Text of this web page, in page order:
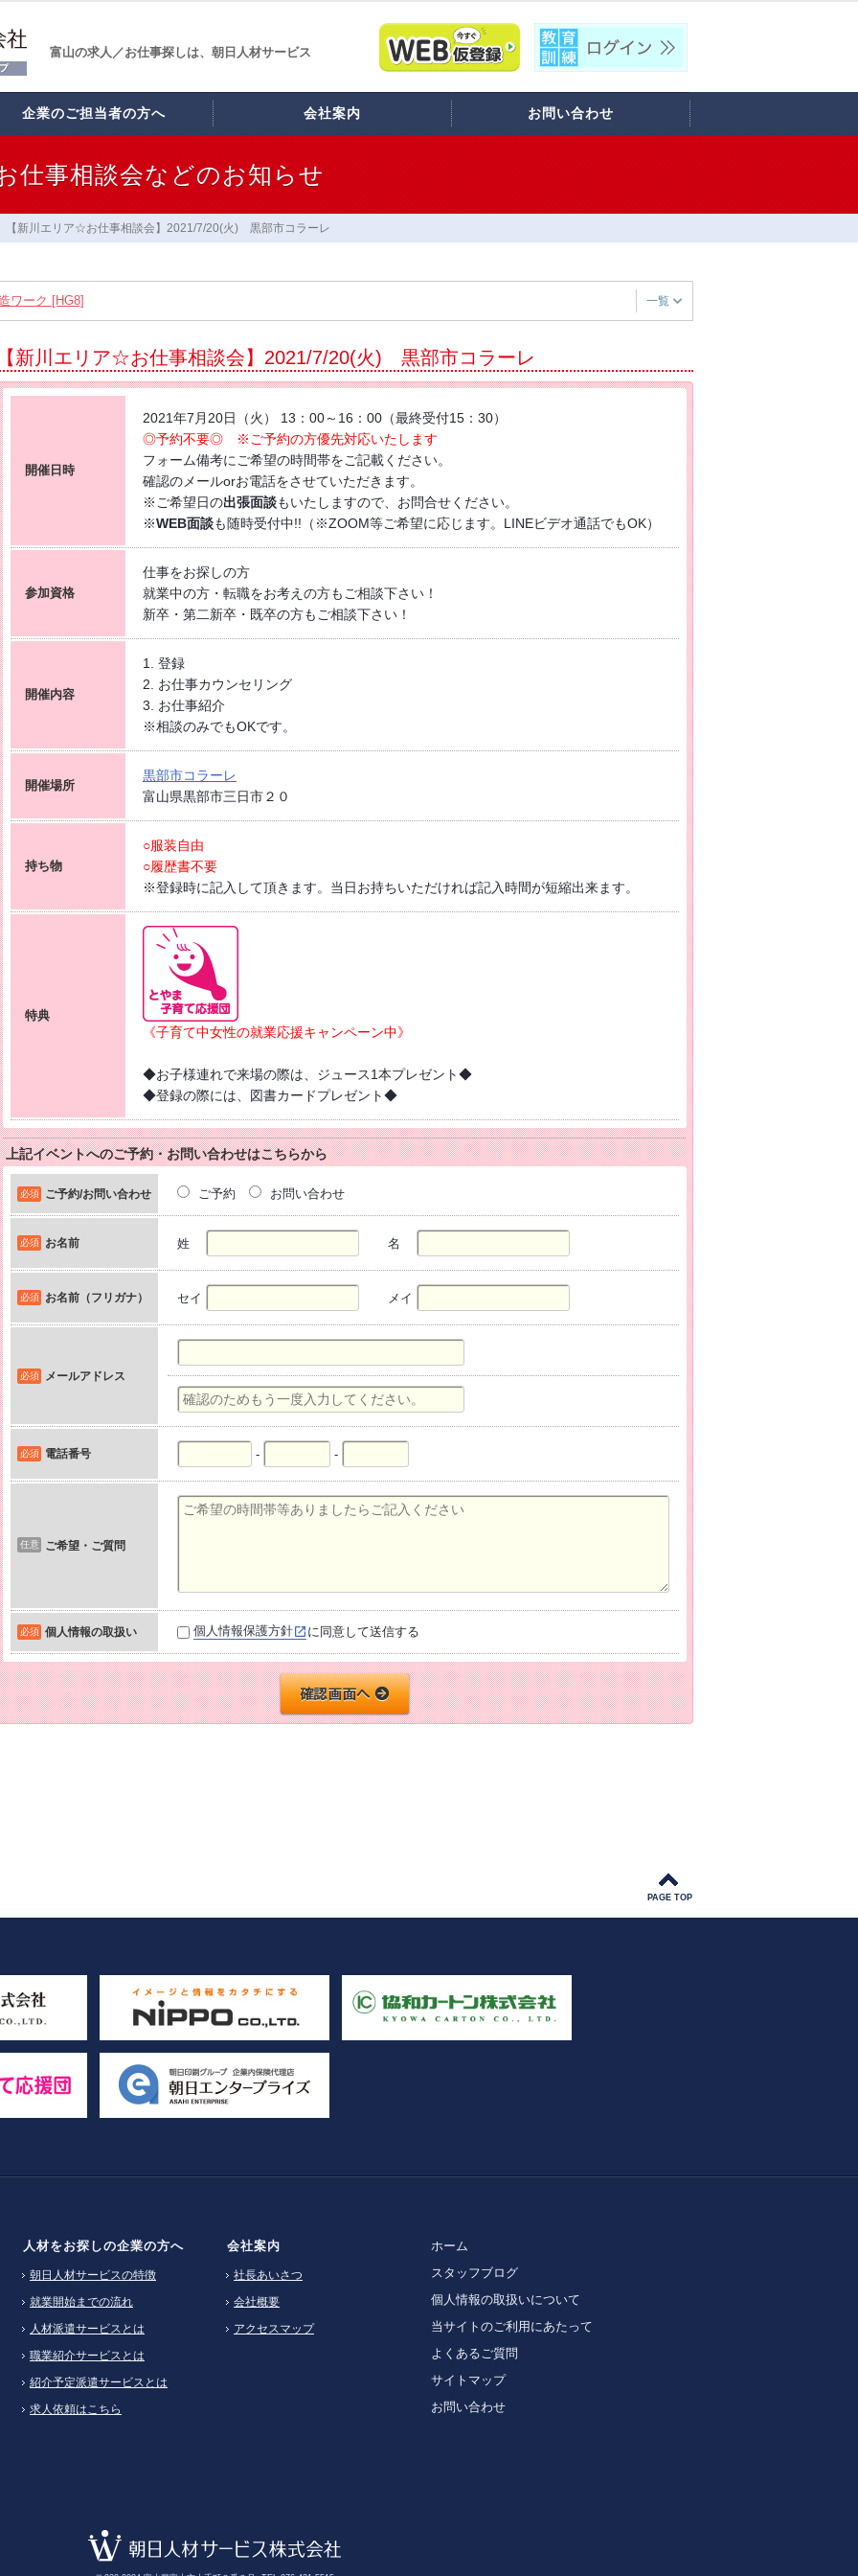
富山の求人／お仕事探しは、朝日人材サービス
企業のご担当者の方へ 会社案内 お問い合わせ
仕事相談会などのお知らせ
【新川エリア☆お仕事相談会】2021/7/20(火) 黒部市コラーレ
ワーク [HG8]
会館】2026/8/21(金) PM開催
保ふれあいｾﾝﾀｰ】2026/8/26(水)
市コラーレ】2026/8/21(金)PM
コラーレ】2026/8/7(金)PM
す 〜自分に合った職場を見つける新しい転職のカタチ〜
de
会館】2026/7/16(木) PM開催
ィスワーク特集 [HG8R]
一覧
新川エリア☆お仕事相談会】2021/7/20(火) 黒部市コラーレ
開催日時
2021年7月20日（火） 13：00～16：00（最終受付15：30）
◎予約不要◎ ※ご予約の方優先対応いたします
フォーム備考にご希望の時間帯をご記載ください。
確認のメールorお電話をさせていただきます。
※ご希望日の出張面談もいたしますので、お問合せください。
※WEB面談も随時受付中!!（※ZOOM等ご希望に応じます。LINEビデオ通話でもOK）
参加資格
仕事をお探しの方
就業中の方・転職をお考えの方もご相談下さい！
新卒・第二新卒・既卒の方もご相談下さい！
開催内容
1. 登録
2. お仕事カウンセリング
3. お仕事紹介
※相談のみでもOKです。
開催場所
黒部市コラーレ
富山県黒部市三日市２０
持ち物
○服装自由
○履歴書不要
※登録時に記入して頂きます。当日お持ちいただければ記入時間が短縮出来ます。
特典
《子育て中女性の就業応援キャンペーン中》
◆お子様連れで来場の際は、ジュース1本プレゼント◆
◆登録の際には、図書カードプレゼント◆
上記イベントへのご予約・お問い合わせはこちらから
必須 ご予約/お問い合わせ ご予約 お問い合わせ
必須 お名前 姓 名
必須 お名前（フリガナ） セイ メイ
必須 メールアドレス
必須 電話番号 - -
任意 ご希望・ご質問
必須 個人情報の取扱い に同意して送信する
個人情報保護方針
PAGE TOP
人材をお探しの企業の方へ
朝日人材サービスの特徴
就業開始までの流れ
人材派遣サービスとは
職業紹介サービスとは
紹介予定派遣サービスとは
求人依頼はこちら
会社案内
社長あいさつ
会社概要
アクセスマップ
ホーム
スタッフブログ
個人情報の取扱いについて
当サイトのご利用にあたって
よくあるご質問
サイトマップ
お問い合わせ